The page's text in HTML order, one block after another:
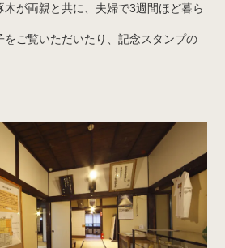
が両親と共に、夫婦で3週間ほど暮ら
をご覧いただいたり、記念スタンプの